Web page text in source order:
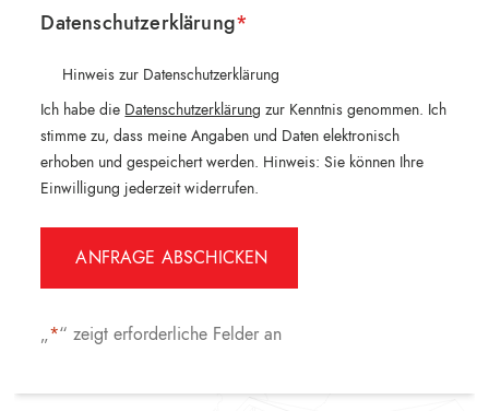
„*“ zeigt erforderliche Felder an
Datenschutzerklärung*
Hinweis zur Datenschutzerklärung
Ich habe die Datenschutzerklärung zur Kenntnis genommen. Ich
stimme zu, dass meine Angaben und Daten elektronisch
erhoben und gespeichert werden. Hinweis: Sie können Ihre
Einwilligung jederzeit widerrufen.